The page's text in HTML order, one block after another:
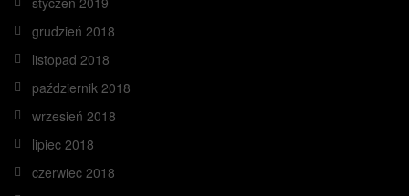
grudzień 2018
listopad 2018
październik 2018
wrzesień 2018
lipiec 2018
czerwiec 2018